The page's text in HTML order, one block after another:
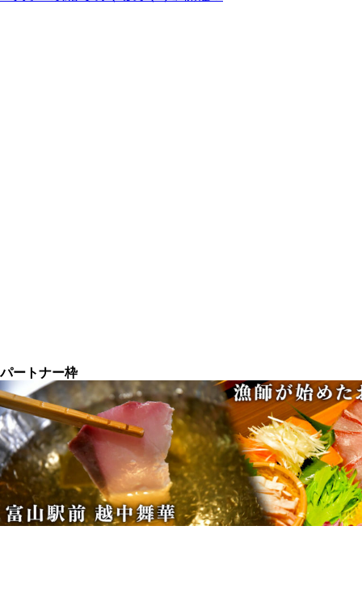
パートナー枠